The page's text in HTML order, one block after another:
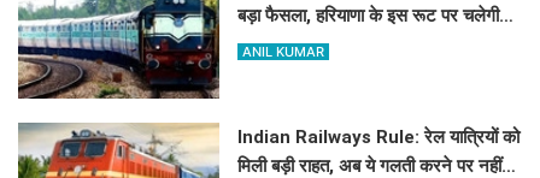
बड़ा फैसला, हरियाणा के इस रूट पर चलेगी
स्पेशल ट्रेन, देखें टाइमिंग
ANIL KUMAR
Indian Railways Rule: रेल यात्रियों को
मिली बड़ी राहत, अब ये गलती करने पर नहीं